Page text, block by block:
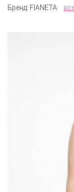
Бренд: FIANETA